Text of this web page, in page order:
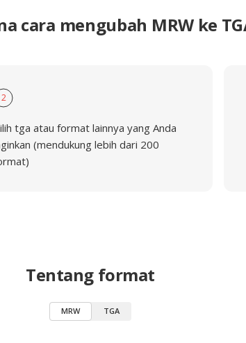
cara mengubah MRW ke
2
tga atau format lainnya yang Anda
(mendukung lebih dari 200
Tentang format
MRW TGA